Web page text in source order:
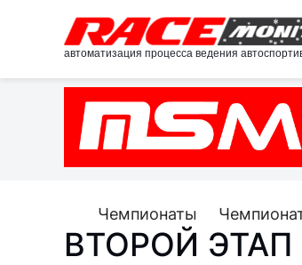
автоматизация процесса ведения
Чемпионаты
ВТОРОЙ ЭТАП